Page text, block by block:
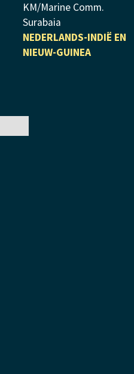
KM/Marine Comm.
Surabaia
NEDERLANDS-INDIË EN
NIEUW-GUINEA